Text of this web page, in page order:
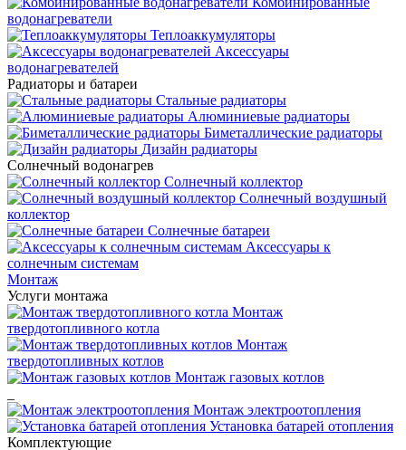
водонагреватели
Теплоаккумуляторы
Аксессуары
водонагревателей
Радиаторы и батареи
Стальные радиаторы
Алюминиевые радиаторы
Биметаллические радиаторы
Дизайн радиаторы
Солнечный водонагрев
Солнечный коллектор
Солнечный воздушный
коллектор
Солнечные батареи
Аксессуары к
солнечным системам
Монтаж
Услуги монтажа
Монтаж
твердотопливного котла
Монтаж
твердотопливных котлов
Монтаж газовых котлов
Монтаж электроотопления
Установка батарей отопления
Комплектующие